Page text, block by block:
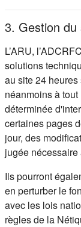
3. Gestion
L’ARU,
solutions
au site 24
néanmoins à
déterminée
certaines pages
jour, des
jugée
Ils pourront
en perturber le
avec les lois
règles de la